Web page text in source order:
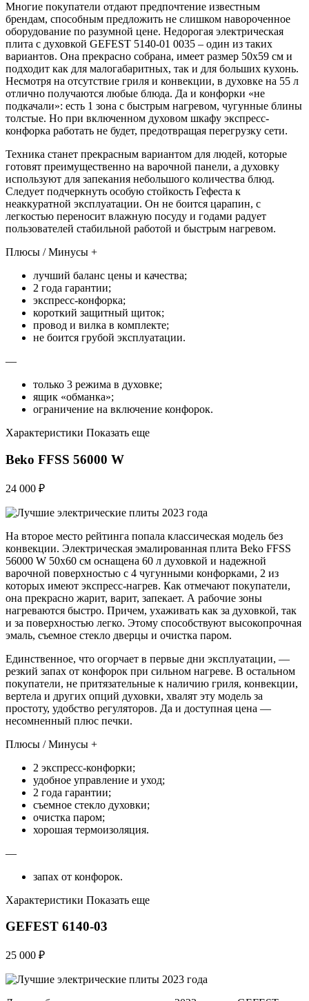
Многие покупатели отдают предпочтение известным
брендам, способным предложить не слишком навороченное
оборудование по разумной цене. Недорогая электрическая
плита с духовкой GEFEST 5140-01 0035 – один из таких
вариантов. Она прекрасно собрана, имеет размер 50х59 см и
подходит как для малогабаритных, так и для больших кухонь.
Несмотря на отсутствие гриля и конвекции, в духовке на 55 л
отлично получаются любые блюда. Да и конфорки «не
подкачали»: есть 1 зона с быстрым нагревом, чугунные блины
толстые. Но при включенном духовом шкафу экспресс-
конфорка работать не будет, предотвращая перегрузку сети.
Техника станет прекрасным вариантом для людей, которые
готовят преимущественно на варочной панели, а духовку
используют для запекания небольшого количества блюд.
Следует подчеркнуть особую стойкость Гефеста к
неаккуратной эксплуатации. Он не боится царапин, с
легкостью переносит влажную посуду и годами радует
пользователей стабильной работой и быстрым нагревом.
Плюсы / Минусы +
лучший баланс цены и качества;
2 года гарантии;
экспресс-конфорка;
короткий защитный щиток;
провод и вилка в комплекте;
не боится грубой эксплуатации.
—
только 3 режима в духовке;
ящик «обманка»;
ограничение на включение конфорок.
Характеристики Показать еще
Beko FFSS 56000 W
24 000 ₽
На второе место рейтинга попала классическая модель без
конвекции. Электрическая эмалированная плита Beko FFSS
56000 W 50х60 см оснащена 60 л духовкой и надежной
варочной поверхностью с 4 чугунными конфорками, 2 из
которых имеют экспресс-нагрев. Как отмечают покупатели,
она прекрасно жарит, варит, запекает. А рабочие зоны
нагреваются быстро. Причем, ухаживать как за духовкой, так
и за поверхностью легко. Этому способствуют высокопрочная
эмаль, съемное стекло дверцы и очистка паром.
Единственное, что огорчает в первые дни эксплуатации, —
резкий запах от конфорок при сильном нагреве. В остальном
покупатели, не притязательные к наличию гриля, конвекции,
вертела и других опций духовки, хвалят эту модель за
простоту, удобство регуляторов. Да и доступная цена —
несомненный плюс печки.
Плюсы / Минусы +
2 экспресс-конфорки;
удобное управление и уход;
2 года гарантии;
съемное стекло духовки;
очистка паром;
хорошая термоизоляция.
—
запах от конфорок.
Характеристики Показать еще
GEFEST 6140-03
25 000 ₽